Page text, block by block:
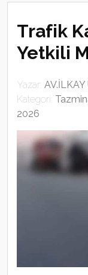
Trafik
Yetkili
Yazar:
Kategori:
2026